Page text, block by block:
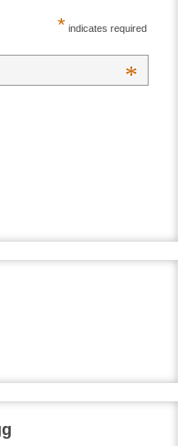
* indicates required
*